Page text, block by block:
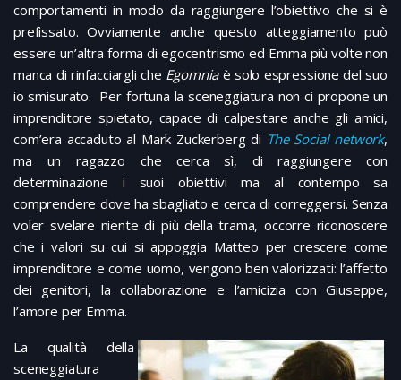
comportamenti in modo da raggiungere l’obiettivo che si è
prefissato. Ovviamente anche questo atteggiamento può
essere un’altra forma di egocentrismo ed Emma più volte non
manca di rinfacciargli che Egomniaè solo espressione del suo
io smisurato. Per fortuna la sceneggiatura non ci propone un
imprenditore spietato, capace di calpestare anche gli amici,
com’era accaduto al Mark Zuckerberg di The Social network,
ma un ragazzo che cerca sì, di raggiungere con
determinazione i suoi obiettivi ma al contempo sa
comprendere dove ha sbagliato e cerca di correggersi. Senza
voler svelare niente di più della trama, occorre riconoscere
che i valori su cui si appoggia Matteo per crescere come
imprenditore e come uomo, vengono ben valorizzati: l’affetto
dei genitori, la collaborazione e l’amicizia con Giuseppe,
l’amore per Emma.
La qualità della
sceneggiatura